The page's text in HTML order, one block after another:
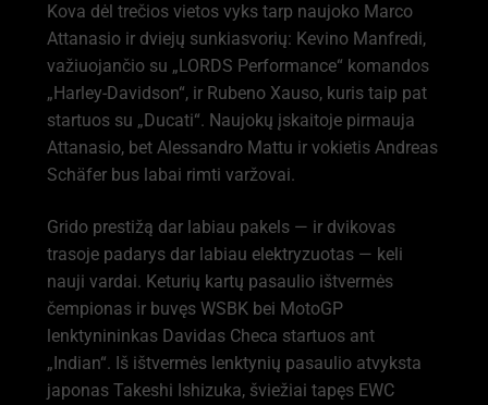
Kova dėl trečios vietos vyks tarp naujoko Marco
Attanasio ir dviejų sunkiasvorių: Kevino Manfredi,
važiuojančio su „LORDS Performance“ komandos
„Harley-Davidson“, ir Rubeno Xauso, kuris taip pat
startuos su „Ducati“. Naujokų įskaitoje pirmauja
Attanasio, bet Alessandro Mattu ir vokietis Andreas
Schäfer bus labai rimti varžovai.
Grido prestižą dar labiau pakels — ir dvikovas
trasoje padarys dar labiau elektryzuotas — keli
nauji vardai. Keturių kartų pasaulio ištvermės
čempionas ir buvęs WSBK bei MotoGP
lenktynininkas Davidas Checa startuos ant
„Indian“. Iš ištvermės lenktynių pasaulio atvyksta
japonas Takeshi Ishizuka, šviežiai tapęs EWC